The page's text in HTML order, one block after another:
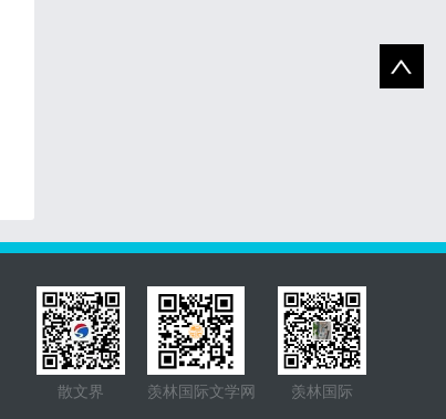
散文界 羡林国际文学网 羡林国际